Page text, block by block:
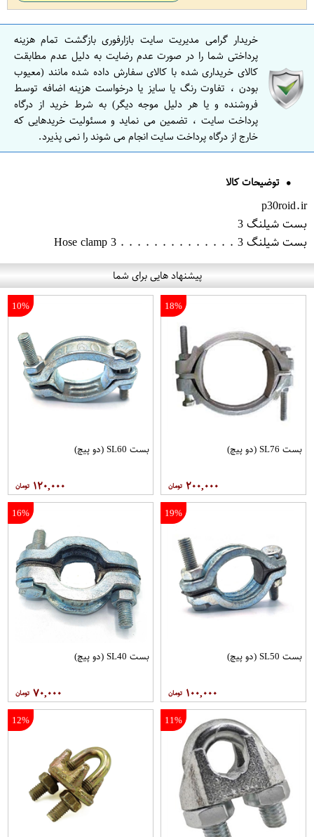
خریدار گرامی مدیریت سایت بازارفوری بازگشت تمام هزینه
پرداختی شما را در صورت عدم رضایت به دلیل عدم مطابقت
کالای خریداری شده با کالای سفارش داده شده مانند (معیوب
بودن ، تفاوت رنگ یا سایز یا درخواست هزینه اضافه توسط
فروشنده و یا هر دلیل موجه دیگر) به شرط خرید از درگاه
پرداخت سایت ، تضمین می نماید و مسئولیت خریدهایی که
خارج از درگاه پرداخت سایت انجام می شوند را نمی پذیرد.
توضیحات کالا
p30roid.ir
بست شیلنگ 3
بست شیلنگ 3 . . . . . . . . . . . . . . Hose clamp 3
پیشنهاد هایی برای شما
18%
بست SL76 (دو پیچ)
۲۰۰,۰۰۰
10%
بست SL60 (دو پیچ)
۱۲۰,۰۰۰
19%
بست SL50 (دو پیچ)
۱۰۰,۰۰۰
16%
بست SL40 (دو پیچ)
۷۰,۰۰۰
11%
12%